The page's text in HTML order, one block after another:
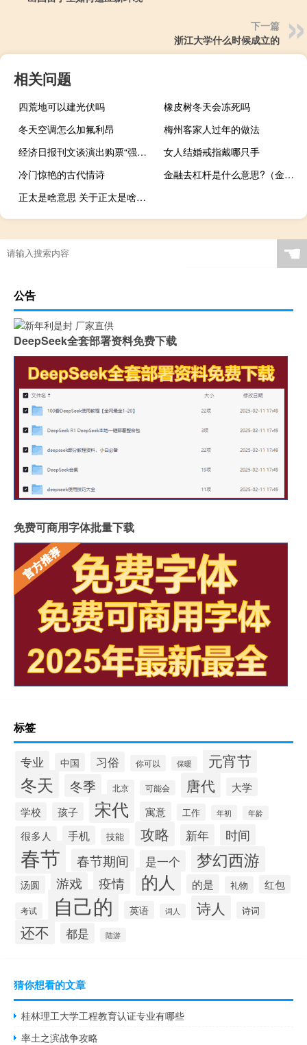
下一篇
浙江大学什么时候成立的
相关问题
四荒地可以建光伏吗
橡皮树冬天会冻死吗
冬天空调怎么加氟利昂
梅州客家人过年的做法
经济日报刊文谈演出购票“强实名制”：既要买得到还需退得了
女人结婚戒指戴哪只手
冷门惊艳的古代情诗
金融去杠杆是什么意思?（金融去杠杆是什么意思）
正太是啥意思 关于正太是啥意思的介绍
☚
公告
DeepSeek全套部署资料免费下载
免费可商用字体批量下载
标签
专业 中国 习俗 你可以 保暖 元宵节
冬天 冬季 北京 可能会 唐代
大学
学校
孩子 宋代 寓意 工作 年初 年龄
很多人 手机 技能 攻略 新年 时间
春节 春节期间 是一个 梦幻西游
汤圆 游戏 疫情 的人 的是 礼物 红包
考试 自己的 英语 词人 诗人 诗词
还不 都是 陆游
猜你想看的文章
桂林理工大学工程教育认证专业有哪些
率土之滨战争攻略